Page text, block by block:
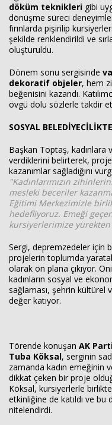
döküm teknikleri gibi
dönüşme süreci
fırınlarda pişirilip
şekilde renklendirildi ve
oluşturuldu.
Dönem sonu sergisinde
dekoratif objeler, hem
beğenisini kazandı.
övgü dolu sözlerle takdir
SOSYAL
Başkan Toptaş,
verdiklerini belirterek,
kazanımlar sağladığını
"Kadınlarımızın
mesleki beceriler
Eğitimi Merkezimizle
hedefliyoruz. Emeği
kursiyerlerimize
Sergi, depremzedeler için
projelerin toplumda
olarak ön plana çıkıyor.
kadınların sosyal ve
sağlaması, şehrin kültürel
değer katıyor.
Törende konuşan AK
Tuba Köksal, serginin
zamanda kadın emeğinin
dikkat çeken bir proje
Köksal, kursiyerlerle
etkinliğine de katıldı ve bu
nitelendirdi.